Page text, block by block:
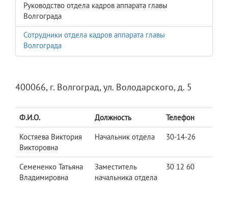
Руководство отдела кадров аппарата главы
Волгограда
Сотрудники отдела кадров аппарата главы
Волгограда
400066, г. Волгоград, ул. Володарского, д. 5
Ф.И.О. Должность
Телефон
Костяева Виктория
Викторовна
Начальник отдела 30-14-26
Семененко Татьяна
Владимировна
Заместитель
начальника отдела
30 12 60